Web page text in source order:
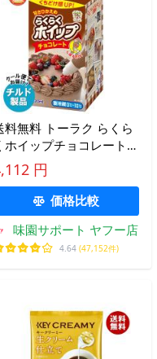
料無料 トーラク らくら
ホイップチョコレート
個入×(2ケース) チ
ド 冷蔵品
円
価格比較
味園サポート ヤフー店
4.64 (47,152件)